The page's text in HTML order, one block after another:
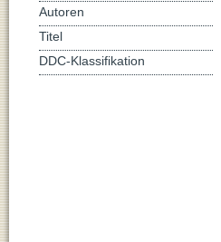
Autoren
Titel
DDC-Klassifikation